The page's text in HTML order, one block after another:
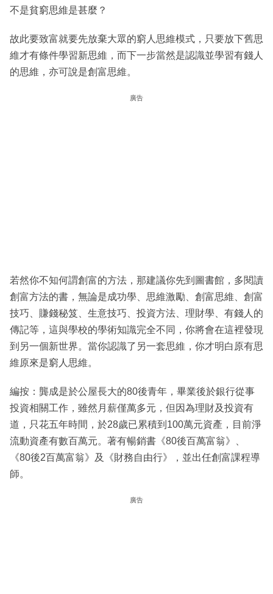
不是貧窮思維是甚麼？
故此要致富就要先放棄大眾的窮人思維模式，只要放下舊思
維才有條件學習新思維，而下一步當然是認識並學習有錢人
的思維，亦可說是創富思維。
廣告
若然你不知何謂創富的方法，那建議你先到圖書館，多閱讀
創富方法的書，無論是成功學、思維激勵、創富思維、創富
技巧、賺錢秘笈、生意技巧、投資方法、理財學、有錢人的
傳記等，這與學校的學術知識完全不同，你將會在這裡發現
到另一個新世界。當你認識了另一套思維，你才明白原有思
維原來是窮人思維。
編按：龔成是於公屋長大的80後青年，畢業後於銀行從事
投資相關工作，雖然月薪僅萬多元，但因為理財及投資有
道，只花五年時間，於28歲已累積到100萬元資產，目前淨
流動資產有數百萬元。著有暢銷書《80後百萬富翁》、
《80後2百萬富翁》及《財務自由行》，並出任創富課程導
師。
廣告